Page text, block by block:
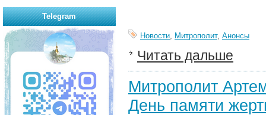
Новости, Митрополит, Анонсы
Читать дальше
Митрополит
День памяти
Telegram